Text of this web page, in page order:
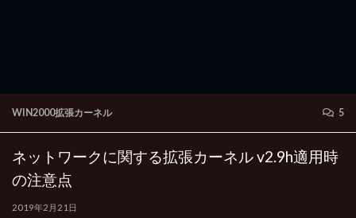
WIN2000拡張カーネル 5
ネットワークに関する拡張カーネル v2.9h適用時
の注意点
2019年2月21日